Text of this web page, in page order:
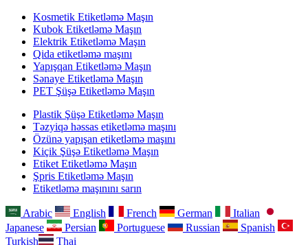
Kosmetik Etiketləmə Maşın
Kubok Etiketləmə Maşın
Elektrik Etiketləmə Maşın
Qida etiketləmə maşını
Yapışqan Etiketləmə Maşın
Sənaye Etiketləmə Maşın
PET Şüşə Etiketləmə Maşın
Plastik Şüşə Etiketləmə Maşın
Təzyiqə həssas etiketləmə maşını
Özünə yapışan etiketləmə maşını
Kiçik Şüşə Etiketləmə Maşın
Etiket Etiketləmə Maşın
Şpris Etiketləmə Maşın
Etiketləmə maşınını sarın
Arabic English French German
Italian
Japanese
Persian Portuguese Russian
Spanish
Turkish
Thai